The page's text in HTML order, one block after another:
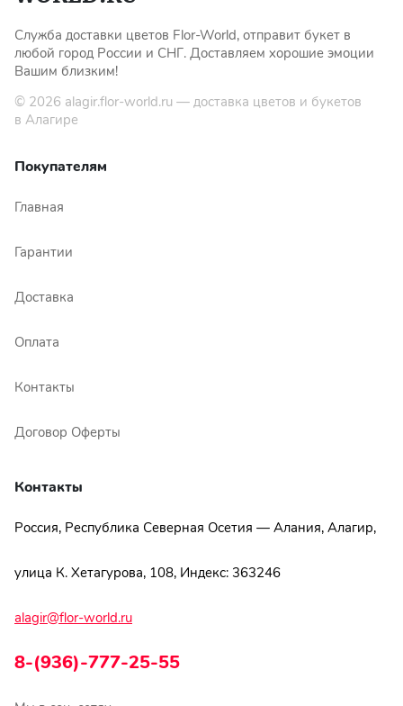
Служба доставки цветов Flor-World, отправит букет в
любой город России и СНГ. Доставляем хорошие эмоции
Вашим близким!
© 2026 alagir.flor-world.ru — доставка цветов и букетов
в Алагире
Покупателям
Главная
Гарантии
Доставка
Оплата
Контакты
Договор Оферты
Контакты
Россия, Республика Северная Осетия — Алания, Алагир,
улица К. Хетагурова, 108, Индекс: 363246
alagir@flor-world.ru
8-(936)-777-25-55